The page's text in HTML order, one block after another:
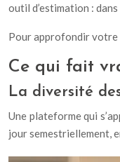
outil d’estimation :
Pour approfondir votre
Ce qui fait
La diversité
Une plateforme qui
jour semestriellement,